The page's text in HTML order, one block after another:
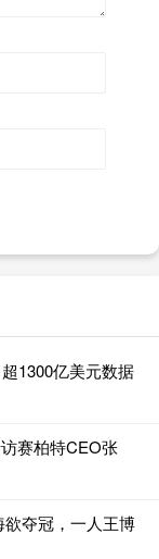
1300亿美元数据
赛柏特CEO张
夺冠，一人王博